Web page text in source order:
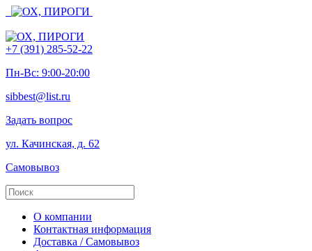
+7 (391) 285-52-22
Пн-Вс: 9:00-20:00
sibbest@list.ru
Задать вопрос
ул. Качинская, д. 62
Самовывоз
О компании
Контактная информация
Доставка / Самовывоз